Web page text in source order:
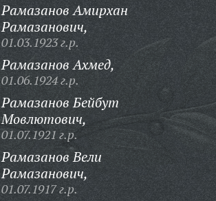
Рамазанов Амирхан
Рамазанович,
01.03.1923 г.р.
Рамазанов Ахмед,
01.06.1924 г.р.
Рамазанов Бейбут
Мовлютович,
01.07.1921 г.р.
Рамазанов Вели
Рамазанович,
01.07.1917 г.р.